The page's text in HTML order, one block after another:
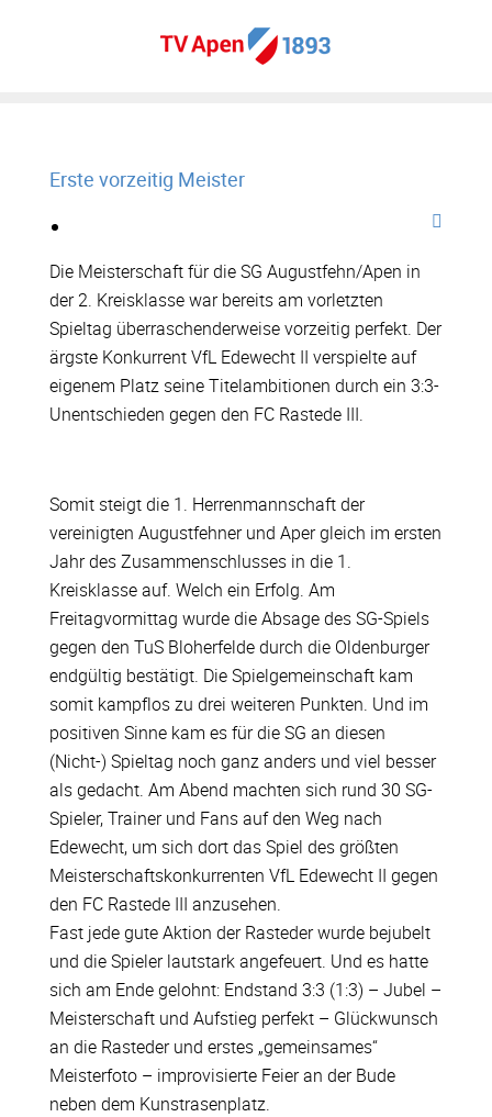
Erste vorzeitig Meister
Die Meisterschaft für die SG Augustfehn/Apen in
der 2. Kreisklasse war bereits am vorletzten
Spieltag überraschenderweise vorzeitig perfekt. Der
ärgste Konkurrent VfL Edewecht II verspielte auf
eigenem Platz seine Titelambitionen durch ein 3:3-
Unentschieden gegen den FC Rastede III.
Somit steigt die 1. Herrenmannschaft der
vereinigten Augustfehner und Aper gleich im ersten
Jahr des Zusammenschlusses in die 1.
Kreisklasse auf. Welch ein Erfolg. Am
Freitagvormittag wurde die Absage des SG-Spiels
gegen den TuS Bloherfelde durch die Oldenburger
endgültig bestätigt. Die Spielgemeinschaft kam
somit kampflos zu drei weiteren Punkten. Und im
positiven Sinne kam es für die SG an diesen
(Nicht-) Spieltag noch ganz anders und viel besser
als gedacht. Am Abend machten sich rund 30 SG-
Spieler, Trainer und Fans auf den Weg nach
Edewecht, um sich dort das Spiel des größten
Meisterschaftskonkurrenten VfL Edewecht II gegen
den FC Rastede III anzusehen.
Fast jede gute Aktion der Rasteder wurde bejubelt
und die Spieler lautstark angefeuert. Und es hatte
sich am Ende gelohnt: Endstand 3:3 (1:3) – Jubel –
Meisterschaft und Aufstieg perfekt – Glückwunsch
an die Rasteder und erstes „gemeinsames“
Meisterfoto – improvisierte Feier an der Bude
neben dem Kunstrasenplatz.